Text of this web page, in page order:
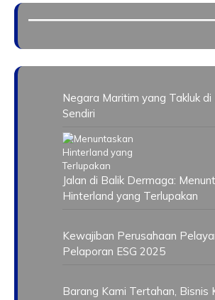
Negara Maritim yang Takluk
Sendiri
Jalan di Balik Dermaga:
Hinterland yang Terlupakan
Kewajiban Perusahaan
Pelaporan ESG 2025
Barang Kami Tertahan, Bisnis